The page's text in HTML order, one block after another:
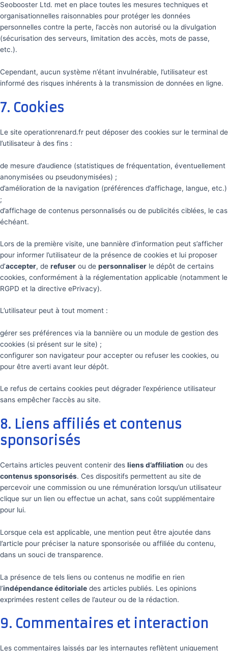
Seobooster Ltd. met en place toutes les mesures techniques et
organisationnelles raisonnables pour protéger les données
personnelles contre la perte, l’accès non autorisé ou la divulgation
(sécurisation des serveurs, limitation des accès, mots de passe,
etc.).
Cependant, aucun système n’étant invulnérable, l’utilisateur est
informé des risques inhérents à la transmission de données en ligne.
7. Cookies
Le site operationrenard.fr peut déposer des cookies sur le terminal de
l’utilisateur à des fins :
de mesure d’audience (statistiques de fréquentation, éventuellement
anonymisées ou pseudonymisées) ;
d’amélioration de la navigation (préférences d’affichage, langue, etc.)
;
d’affichage de contenus personnalisés ou de publicités ciblées, le cas
échéant.
Lors de la première visite, une bannière d’information peut s’afficher
pour informer l’utilisateur de la présence de cookies et lui proposer
d’accepter, de refuser ou de personnaliser le dépôt de certains
cookies, conformément à la réglementation applicable (notamment le
RGPD et la directive ePrivacy).
L’utilisateur peut à tout moment :
gérer ses préférences via la bannière ou un module de gestion des
cookies (si présent sur le site) ;
configurer son navigateur pour accepter ou refuser les cookies, ou
pour être averti avant leur dépôt.
Le refus de certains cookies peut dégrader l’expérience utilisateur
sans empêcher l’accès au site.
8. Liens affiliés et contenus
sponsorisés
Certains articles peuvent contenir des liens d’affiliation ou des
contenus sponsorisés. Ces dispositifs permettent au site de
percevoir une commission ou une rémunération lorsqu’un utilisateur
clique sur un lien ou effectue un achat, sans coût supplémentaire
pour lui.
Lorsque cela est applicable, une mention peut être ajoutée dans
l’article pour préciser la nature sponsorisée ou affiliée du contenu,
dans un souci de transparence.
La présence de tels liens ou contenus ne modifie en rien
l’indépendance éditoriale des articles publiés. Les opinions
exprimées restent celles de l’auteur ou de la rédaction.
9. Commentaires et interaction
Les commentaires laissés par les internautes reflètent uniquement